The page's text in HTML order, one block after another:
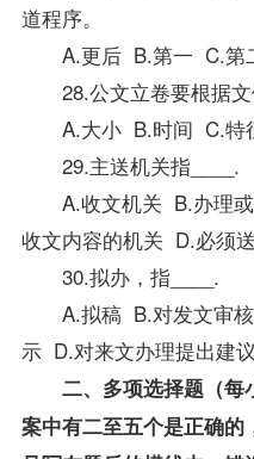
道程序。
A.更后 B.第一 C.第
28.公文立卷要根据文
A.大小 B.时间 C.特
29.主送机关指____.
A.收文机关 B.办理或
收文内容的机关 D.必须
30.拟办，指____.
A.拟稿 B.对发文审核
示 D.对来文办理提出建
二、多项选择题（每
案中有二至五个是正确的